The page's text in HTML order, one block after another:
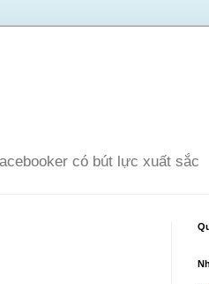
có bút lực xuất sắc